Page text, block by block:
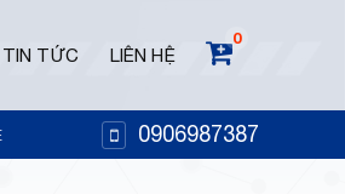
TIN TỨC LIÊN HỆ
0
0906987387